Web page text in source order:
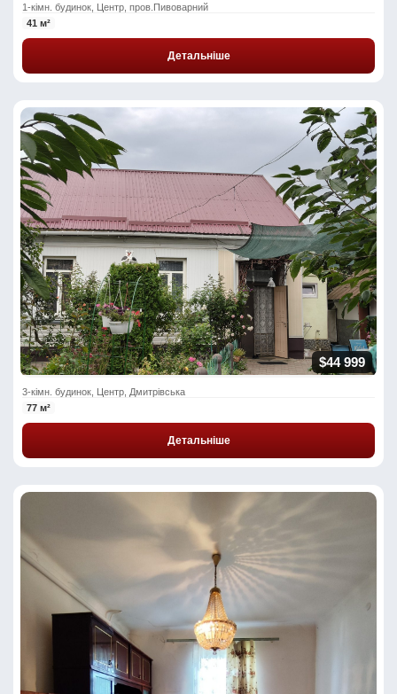
1-кімн. будинок, Центр, пров.Пивоварний
41 м²
Детальніше
$44 999
3-кімн. будинок, Центр, Дмитрівська
77 м²
Детальніше